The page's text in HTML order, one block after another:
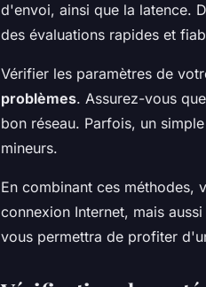
d'envoi, ainsi que la latence.
des évaluations rapides et
Vérifier les paramètres de
problèmes. Assurez-vous
bon réseau. Parfois, un
mineurs.
En combinant ces méthodes,
connexion Internet, mais
vous permettra de profiter